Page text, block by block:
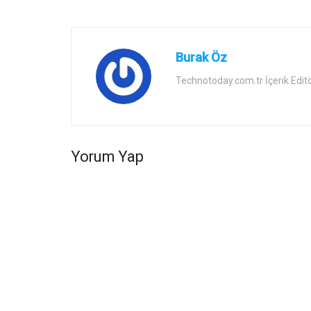
Burak Öz
Technotoday.com.tr İçerik
Yorum Yap